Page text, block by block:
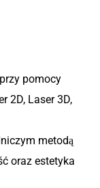
pomocy
2D, Laser 3D,
metodą
oraz estetyka